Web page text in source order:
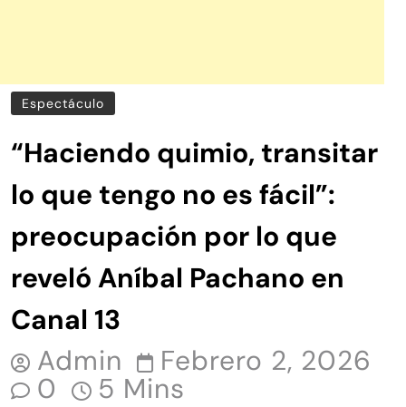
Espectáculo
“Haciendo quimio, transitar
lo que tengo no es fácil”:
preocupación por lo que
reveló Aníbal Pachano en
Canal 13
Admin
Febrero 2, 2026
0 5 Mins